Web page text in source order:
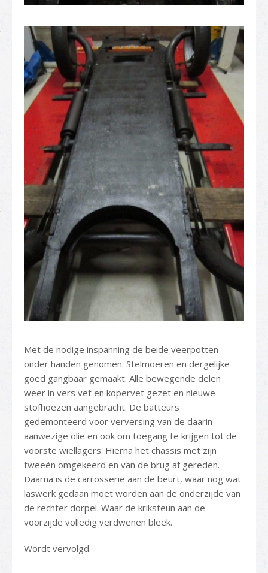
Met de nodige inspanning de beide veerpotten
onder handen genomen. Stelmoeren en dergelijke
goed gangbaar gemaakt. Alle bewegende delen
weer in vers vet en kopervet gezet en nieuwe
stofhoezen aangebracht. De batteurs
gedemonteerd voor verversing van de daarin
aanwezige olie en ook om toegang te krijgen tot de
voorste wiellagers. Hierna het chassis met zijn
tweeën omgekeerd en van de brug af gereden.
Daarna is de carrosserie aan de beurt, waar nog wat
laswerk gedaan moet worden aan de onderzijde van
de rechter dorpel. Waar de kriksteun aan de
voorzijde volledig verdwenen bleek.
Wordt vervolgd.